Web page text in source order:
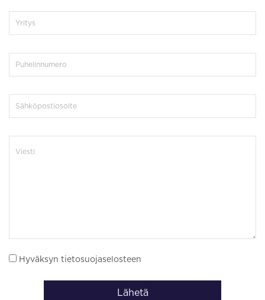
Hyväksyn tietosuojaselosteen
Lähetä